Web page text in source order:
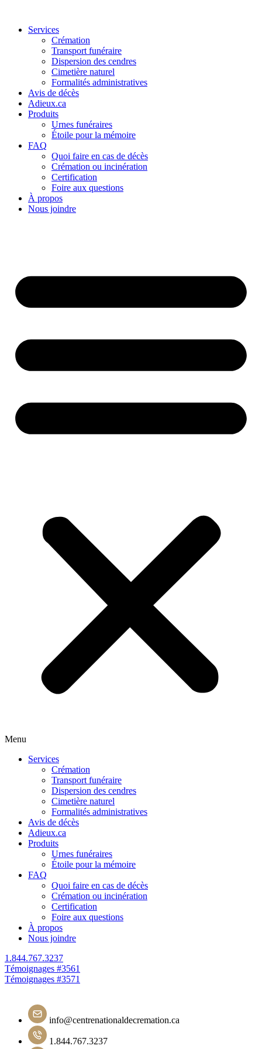
Services
Crémation
Transport funéraire
Dispersion des cendres
Cimetière naturel
Formalités administratives
Avis de décès
Adieux.ca
Produits
Urnes funéraires
Étoile pour la mémoire
FAQ
Quoi faire en cas de décès
Crémation ou incinération
Certification
Foire aux questions
À propos
Nous joindre
Menu
Services
Crémation
Transport funéraire
Dispersion des cendres
Cimetière naturel
Formalités administratives
Avis de décès
Adieux.ca
Produits
Urnes funéraires
Étoile pour la mémoire
FAQ
Quoi faire en cas de décès
Crémation ou incinération
Certification
Foire aux questions
À propos
Nous joindre
1.844.767.3237
Navigation
de
l'article
Témoignages #3561
Témoignages #3571
info@centrenationaldecremation.ca
1.844.767.3237